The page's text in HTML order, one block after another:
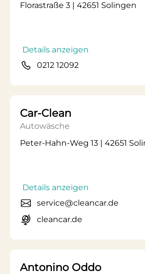
Florastraße 3 | 42651 Solingen
Details anzeigen
0212 12092
Car-Clean
Autowäsche
Peter-Hahn-Weg 13 | 42651
Details anzeigen
service@cleancar.de
cleancar.de
Antonino Oddo